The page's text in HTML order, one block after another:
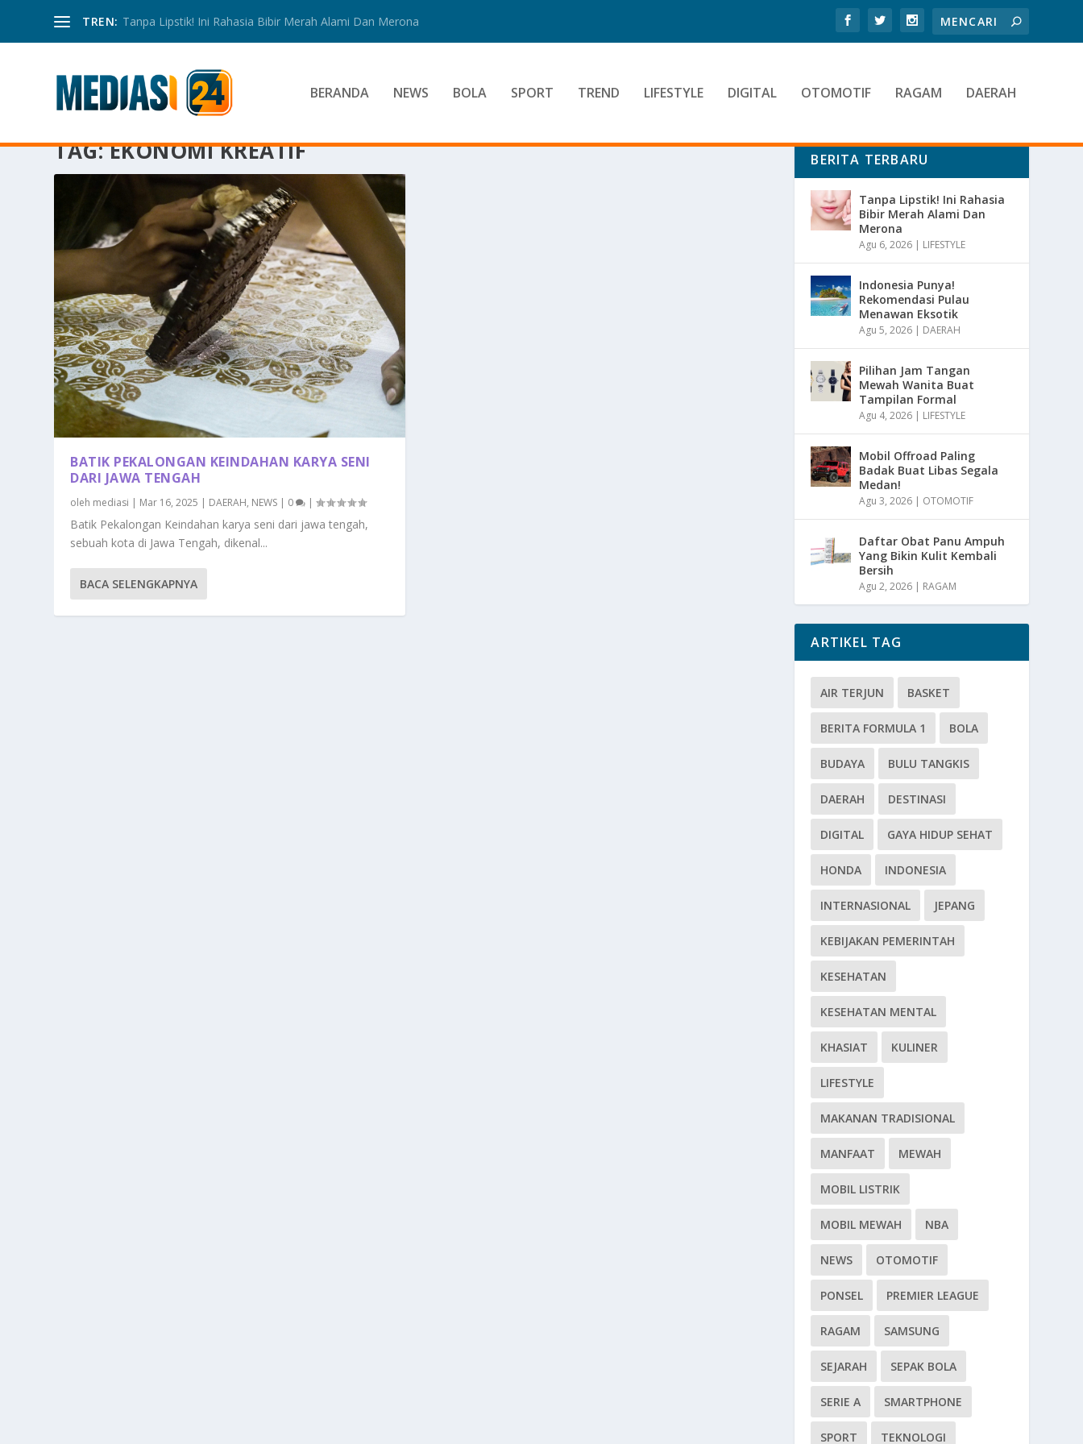
TREN: Tanpa Lipstik! Ini Rahasia Bibir Merah Alami Dan Merona
BERANDA NEWS BOLA SPORT TREND LIFESTYLE DIGITAL OTOMOTIF RAGAM DAERAH
TAG:EKONOMI KREATIF
BATIK PEKALONGAN KEINDAHAN KARYA SENI
DARI JAWA TENGAH
oleh mediasi | Mar 16, 2025 | DAERAH, NEWS | 0 |
Batik Pekalongan Keindahan karya seni dari jawa tengah,
sebuah kota di Jawa Tengah, dikenal...
BACA SELENGKAPNYA
BERITA TERBARU
Tanpa Lipstik! Ini Rahasia
Bibir Merah Alami Dan
Merona
Agu 6, 2026 | LIFESTYLE
Indonesia Punya!
Rekomendasi Pulau
Menawan Eksotik
Agu 5, 2026 | DAERAH
Pilihan Jam Tangan
Mewah Wanita Buat
Tampilan Formal
Agu 4, 2026 | LIFESTYLE
Mobil Offroad Paling
Badak Buat Libas Segala
Medan!
Agu 3, 2026 | OTOMOTIF
Daftar Obat Panu Ampuh
Yang Bikin Kulit Kembali
Bersih
Agu 2, 2026 | RAGAM
ARTIKEL TAG
AIR TERJUN BASKET
BERITA FORMULA 1 BOLA
BUDAYA BULU TANGKIS
DAERAH DESTINASI
DIGITAL GAYA HIDUP SEHAT
HONDA INDONESIA
INTERNASIONAL JEPANG
KEBIJAKAN PEMERINTAH
KESEHATAN
KESEHATAN MENTAL
KHASIAT KULINER
LIFESTYLE
MAKANAN TRADISIONAL
MANFAAT MEWAH
MOBIL LISTRIK
MOBIL MEWAH NBA
NEWS OTOMOTIF
PONSEL PREMIER LEAGUE
RAGAM SAMSUNG
SEJARAH SEPAK BOLA
SERIE A SMARTPHONE
SPORT TEKNOLOGI